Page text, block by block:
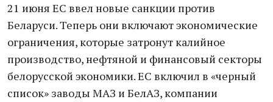
21 июня ЕС ввел новые санкции против
Беларуси. Теперь они включают экономические
ограничения, которые затронут калийное
производство, нефтяной и финансовый секторы
белорусской экономики. ЕС включил в «черный
список» заводы МАЗ и БелАЗ, компании